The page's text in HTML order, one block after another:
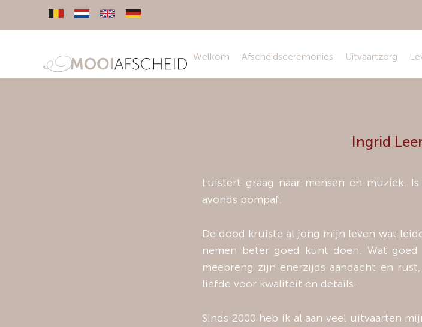
Welkom Afscheidsceremonies Uitvaartzorg
Ingrid
Luistert graag naar mensen en muziek.
avonds pompaf.
De dood kruiste al jong mijn leven wat
nemen beter goed kunt doen. Wat
meebreng zijn enerzijds aandacht en
liefde voor kwaliteit en details.
Sinds 2000 heb ik al aan veel uitvaarten